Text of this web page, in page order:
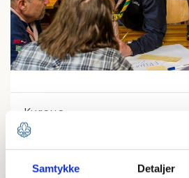
Samtykke Detaljer
Kursus
Workshop for
kasserer -